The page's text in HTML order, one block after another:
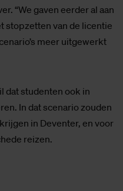
“We gaven eerder al aan
stopzetten van de licentie
meer uitgewerkt
dat studenten ook in
In dat scenario zouden
in Deventer, en voor
reizen.